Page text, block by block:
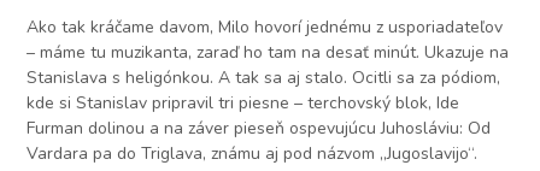
Ako tak kráčame davom, Milo hovorí jednému z usporiadateľov
– máme tu muzikanta, zaraď ho tam na desať minút. Ukazuje na
Stanislava s heligónkou. A tak sa aj stalo. Ocitli sa za pódiom,
kde si Stanislav pripravil tri piesne – terchovský blok, Ide
Furman dolinou a na záver pieseň ospevujúcu Juhosláviu: Od
Vardara pa do Triglava, známu aj pod názvom „Jugoslavijo“.